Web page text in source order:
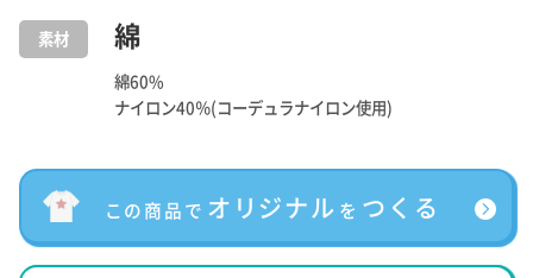
素材 綿
綿60%
ナイロン40％(コーデュラナイロン使用)
この商品で オリジナル を つくる